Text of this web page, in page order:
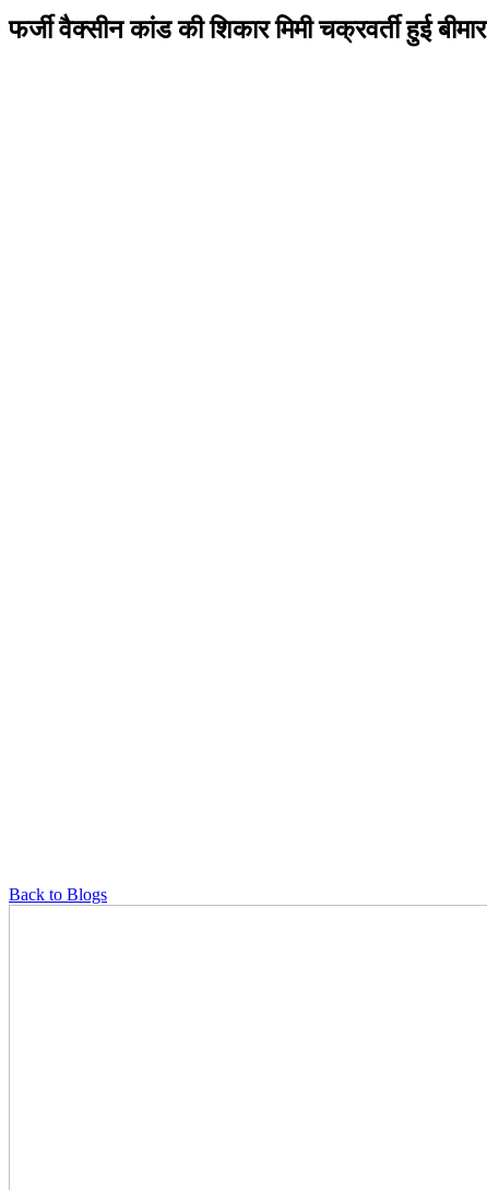
फर्जी वैक्सीन कांड की शिकार मिमी चक्रवर्ती हुई बीमार
Back to Blogs